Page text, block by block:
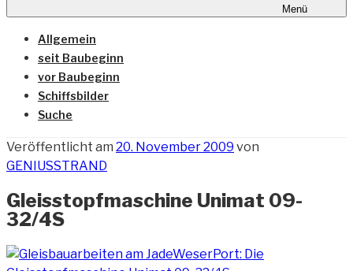
Menü
Allgemein
seit Baubeginn
vor Baubeginn
Schiffsbilder
Suche
Veröffentlicht am 20. November 2009 von
GENIUSSTRAND
Gleisstopfmaschine Unimat 09-
32/4S